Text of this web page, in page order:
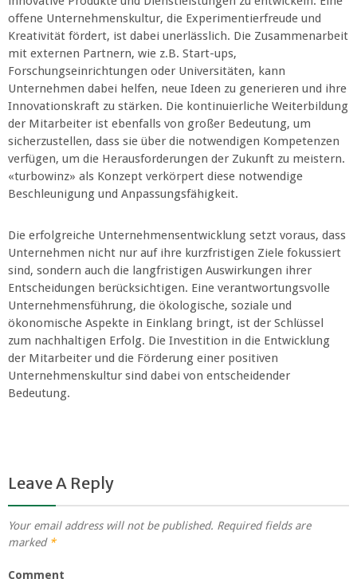
offene Unternehmenskultur, die Experimentierfreude und
Kreativität fördert, ist dabei unerlässlich. Die Zusammenarbeit
mit externen Partnern, wie z.B. Start-ups,
Forschungseinrichtungen oder Universitäten, kann
Unternehmen dabei helfen, neue Ideen zu generieren und ihre
Innovationskraft zu stärken. Die kontinuierliche Weiterbildung
der Mitarbeiter ist ebenfalls von großer Bedeutung, um
sicherzustellen, dass sie über die notwendigen Kompetenzen
verfügen, um die Herausforderungen der Zukunft zu meistern.
«turbowinz» als Konzept verkörpert diese notwendige
Beschleunigung und Anpassungsfähigkeit.
Die erfolgreiche Unternehmensentwicklung setzt voraus, dass
Unternehmen nicht nur auf ihre kurzfristigen Ziele fokussiert
sind, sondern auch die langfristigen Auswirkungen ihrer
Entscheidungen berücksichtigen. Eine verantwortungsvolle
Unternehmensführung, die ökologische, soziale und
ökonomische Aspekte in Einklang bringt, ist der Schlüssel
zum nachhaltigen Erfolg. Die Investition in die Entwicklung
der Mitarbeiter und die Förderung einer positiven
Unternehmenskultur sind dabei von entscheidender
Bedeutung.
Leave A Reply
Your email address will not be published. Required fields are
marked *
Comment